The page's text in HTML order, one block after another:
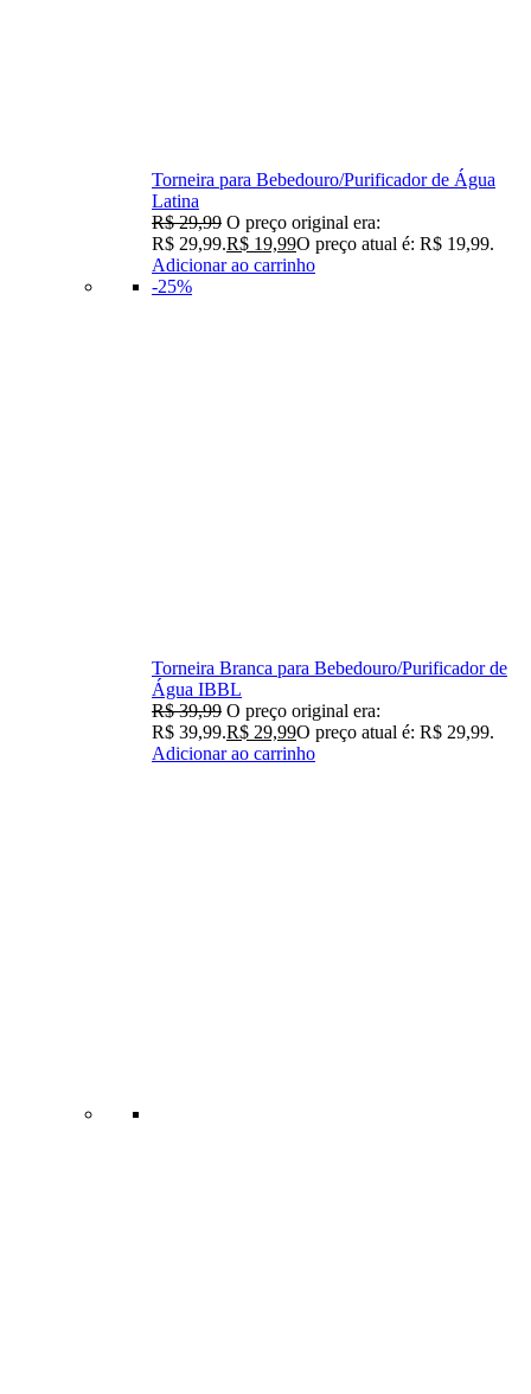
Torneira para Bebedouro/Purificador de Água
Latina
R$29,99 O preço original era:
R$ 29,99.R$ 19,99O preço atual é: R$ 19,99.
Adicionar ao carrinho
-25%
Torneira Branca para Bebedouro/Purificador de
Água IBBL
R$39,99 O preço original era:
R$ 39,99.R$ 29,99O preço atual é: R$ 29,99.
Adicionar ao carrinho